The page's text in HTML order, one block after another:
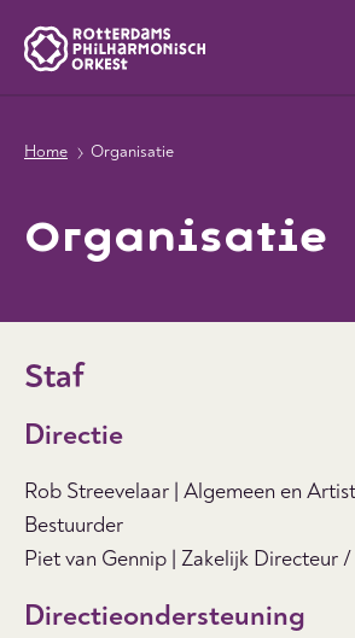
Home Organisatie
Organisatie
Staf
Directie
Rob Streevelaar | Algemeen en
Bestuurder
Piet van Gennip | Zakelijk Directeur
Directieondersteuning